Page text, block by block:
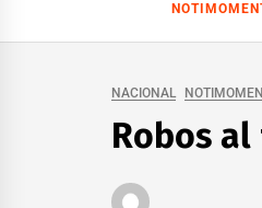
NACIONAL
Robos